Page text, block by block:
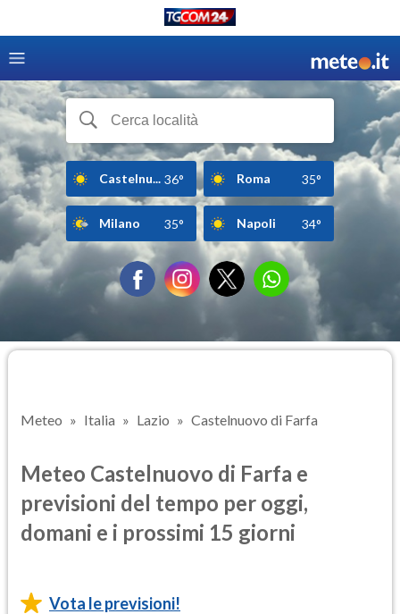
Castelnu... 36° Roma 35°
Milano 35° Napoli 34°
Meteo Italia Lazio Castelnuovo di Farfa
Meteo Castelnuovo di Farfa e
previsioni del tempo per oggi,
domani e i prossimi 15 giorni
Vota le previsioni!